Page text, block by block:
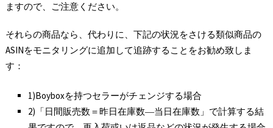
ますので、ご注意ください。
それらの商品なら、代わりに、下記の状況をさける類似商品の
ASINをモニタリングに追加して追跡することをお勧め致しま
す：
1)Boyboxを持つセラーがチェンジする場合
2)「日間販売数＝昨日在庫数―当日在庫数」で計算する結